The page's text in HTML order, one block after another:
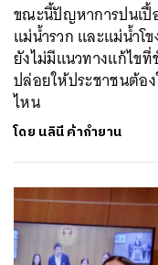
ขณะนี้ปัญหาการปนเปื้
แม่น้ำรวก และแม่น้ำโ
ยังไม่มีแนวทางแก้ไขที่
ปล่อยให้ประชาชนต้อ
ไหน
โดย นลินี ค้ากำยาน